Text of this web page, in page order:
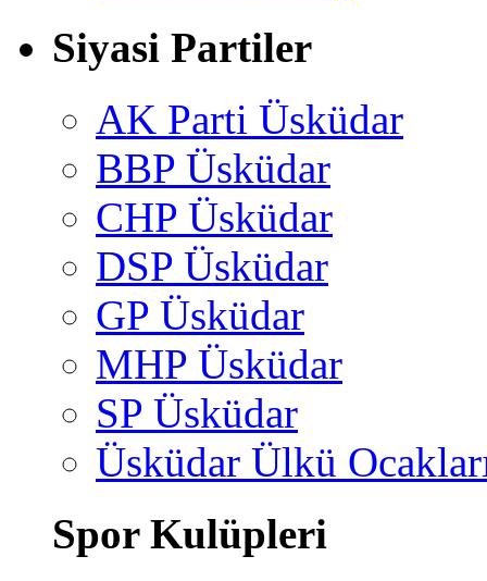
Siyasi Partiler
AK Parti Üsküdar
BBP Üsküdar
CHP Üsküdar
DSP Üsküdar
GP Üsküdar
MHP Üsküdar
SP Üsküdar
Üsküdar Ülkü
Spor Kulüpleri